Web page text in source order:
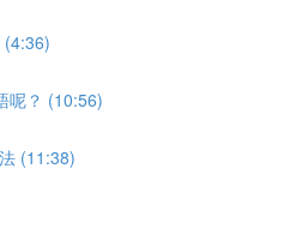
(4:36)
呢？ (10:56)
(11:38)